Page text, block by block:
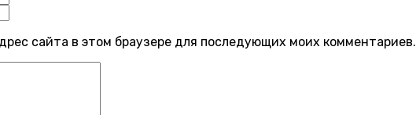
сайта в этом браузере для последующих моих комментариев.